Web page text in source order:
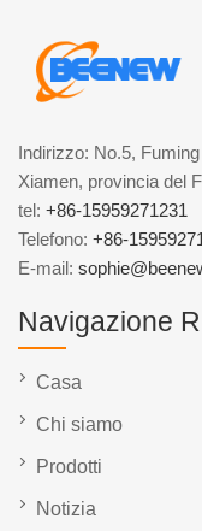
Indirizzo: No.5,
Xiamen, provincia del
tel: +86-15959271231
Telefono: +86-
E-mail:
Navigazione
Casa
Chi siamo
Prodotti
Notizia